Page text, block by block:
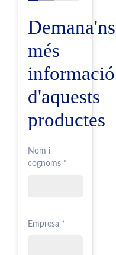
Demana'ns
més
informació
d'aquests
productes
Nom i
cognoms *
Empresa *